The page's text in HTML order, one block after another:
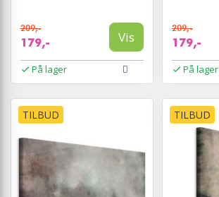
209,-
179,- Vis
På lager
209,-
179,-
På lager
TILBUD TILBUD